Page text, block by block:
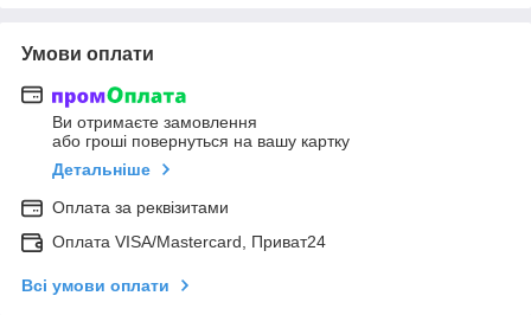
Умови оплати
Ви отримаєте замовлення
або гроші повернуться на вашу картку
Детальніше
Оплата за реквізитами
Оплата VISA/Mastercard, Приват24
Всі умови оплати